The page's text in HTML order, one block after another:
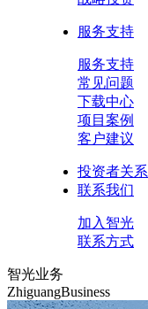
服务支持
服务支持
常见问题
下载中心
项目案例
客户建议
投资者关系
联系我们
加入智光
联系方式
智光业务
ZhiguangBusiness